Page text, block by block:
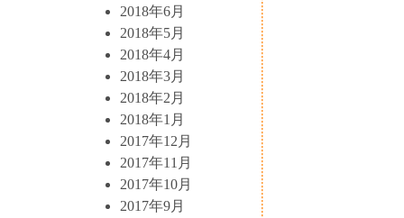
2018年6月
2018年5月
2018年4月
2018年3月
2018年2月
2018年1月
2017年12月
2017年11月
2017年10月
2017年9月